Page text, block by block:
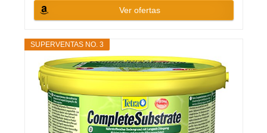
Ver ofertas
SUPERVENTAS NO. 3